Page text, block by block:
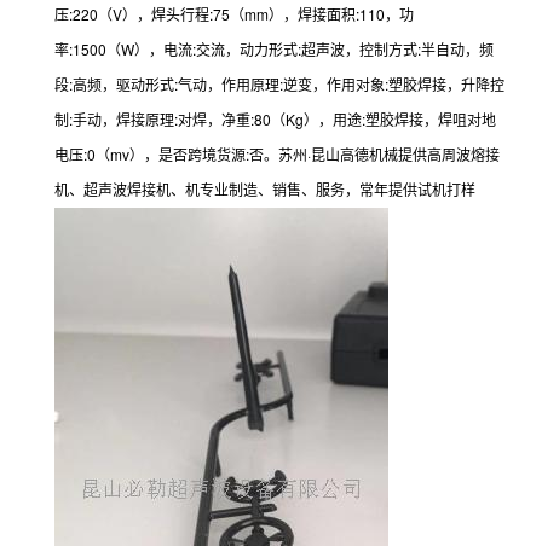
压:220（V），焊头行程:75（mm），焊接面积:110，功
率:1500（W），电流:交流，动力形式:超声波，控制方式:半自动，频
段:高频，驱动形式:气动，作用原理:逆变，作用对象:塑胶焊接，升降控
制:手动，焊接原理:对焊，净重:80（Kg），用途:塑胶焊接，焊咀对地
电压:0（mv），是否跨境货源:否。苏州·昆山高德机械提供高周波熔接
机、超声波焊接机、机专业制造、销售、服务，常年提供试机打样